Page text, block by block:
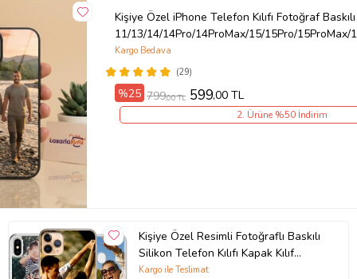
Kişiye Özel iPhone Telefon Kılıfı Fotoğraf Baskılı
11/13/14/14Pro/14ProMax/15/15Pro/
(29)
Kargo Bedava
%25 799,00 TL 599,00 TL
2. Ürüne %50 İndirim
Kişiye Özel Resimli Fotoğraflı Baskılı
Silikon Telefon Kılıfı Kapak Kılıf
(Telefon Modelleri Açıklamada)
Kargo ile Teslimat